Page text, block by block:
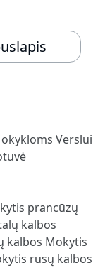
Verslui
prancūzų
kalbos
kalbos Mokytis
rusų kalbos